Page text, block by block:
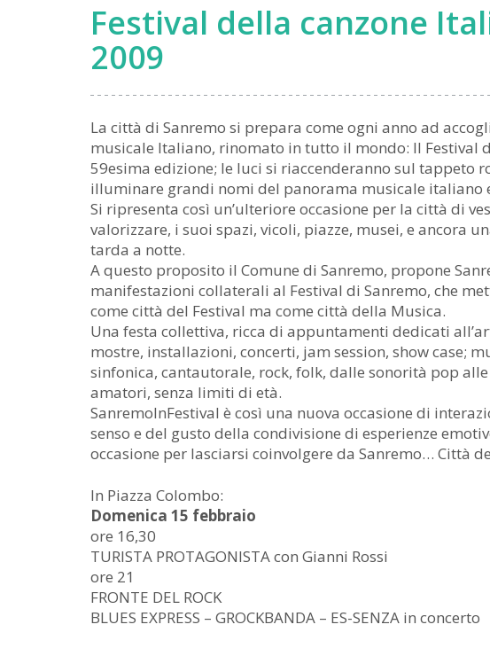
Festival della canzone
2009
La città di Sanremo si prepara come ogni anno ad
musicale Italiano, rinomato in tutto il mondo: Il Festival
59esima edizione; le luci si riaccenderanno sul tappeto
illuminare grandi nomi del panorama musicale italiano
Si ripresenta così un’ulteriore occasione per la città di
valorizzare, i suoi spazi, vicoli, piazze, musei, e ancora
tarda a notte.
A questo proposito il Comune di Sanremo, propone
manifestazioni collaterali al Festival di Sanremo, che
come città del Festival ma come città della Musica.
Una festa collettiva, ricca di appuntamenti dedicati
mostre, installazioni, concerti, jam session, show case;
sinfonica, cantautorale, rock, folk, dalle sonorità pop
amatori, senza limiti di età.
SanremoInFestival è così una nuova occasione di
senso e del gusto della condivisione di esperienze
occasione per lasciarsi coinvolgere da Sanremo… Città
In Piazza Colombo:
Domenica 15 febbraio
ore 16,30
TURISTA PROTAGONISTA con Gianni Rossi
ore 21
FRONTE DEL ROCK
BLUES EXPRESS – GROCKBANDA – ES-SENZA in concerto